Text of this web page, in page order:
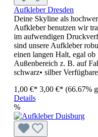
Aufkleber Dresden
Deine Skyline als
Aufkleber benutzen wir
im aufwendigen
sind unsere Aufkleber
einen langen Halt, egal
Außenbereich z. B. auf
schwarz• silber
1,00 €* 3,00 €* (66.67%
Details
%